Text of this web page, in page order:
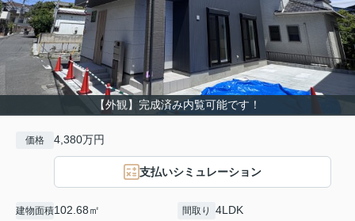
【外観】完成済み内覧可能です！
価格 4,380万円
支払いシミュレーション
建物面積102.68㎡ 間取り 4LDK